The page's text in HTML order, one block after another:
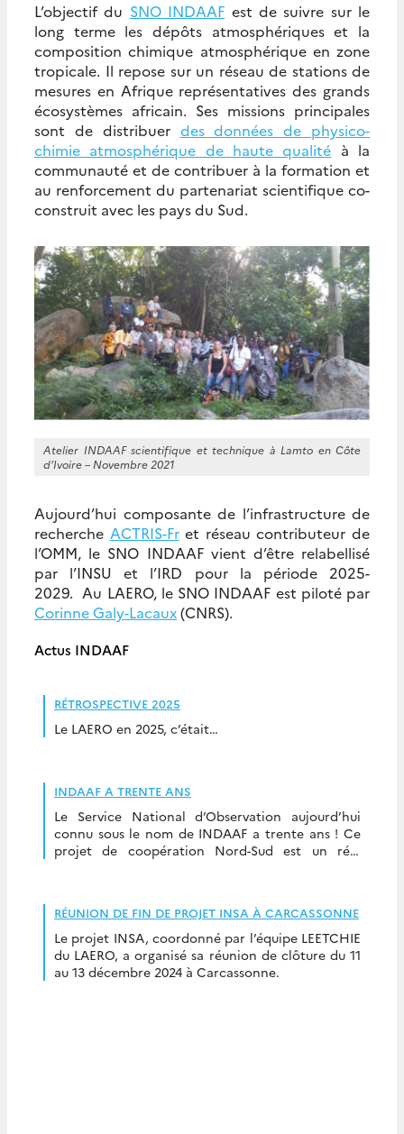
L’objectif du SNO INDAAF est de suivre sur le
long terme les dépôts atmosphériques et la
composition chimique atmosphérique en zone
tropicale. Il repose sur un réseau de stations de
mesures en Afrique représentatives des grands
écosystèmes africain. Ses missions principales
sont de distribuer des données de physico-
chimie atmosphérique de haute qualité à la
communauté et de contribuer à la formation et
au renforcement du partenariat scientifique co-
construit avec les pays du Sud.
Atelier INDAAF scientifique et technique à Lamto en Côte
d’Ivoire – Novembre 2021
Aujourd’hui composante de l’infrastructure de
recherche ACTRIS-Fret réseau contributeur de
l’OMM, le SNO INDAAF vient d’être relabellisé
par l’INSU et l’IRD pour la période 2025-
2029. Au LAERO, le SNO INDAAF est piloté par
Corinne Galy-Lacaux(CNRS).
Actus INDAAF
RÉTROSPECTIVE 2025
Le LAERO en 2025, c’était…
INDAAF A TRENTE ANS
Le Service National d’Observation aujourd’hui
connu sous le nom de INDAAF a trente ans ! Ce
projet de coopération Nord-Sud est un réel
RÉUNION DE FIN DE PROJET INSA À CARCASSONNE
Le projet INSA, coordonné par l’équipe LEETCHIE
du LAERO, a organisé sa réunion de clôture du 11
au 13 décembre 2024 à Carcassonne.